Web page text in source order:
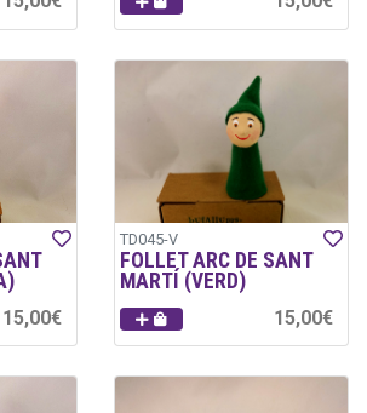
15,00€
TD045-V
FOLLET ARC DE SANT
MARTÍ (VERD)
15,00€